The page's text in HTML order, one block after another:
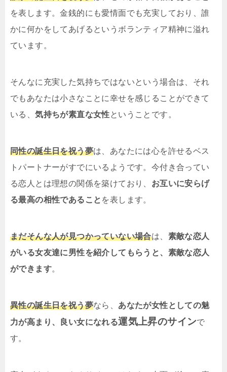
を表します。金銭的にも愛情面でも充実しており、誰
かに何かをしてあげるというボランティア精神に溢れ
ています。
そんなに充実した気持ちではないという場合は、それ
でもあなたは小さなことに幸せを感じることができて
いる、気持ちが素直な女性ということです。
同性の誕生日を祝う夢は、あなたには心を許せるベス
トパートナーがすでにいるようです。今付き合ってい
る恋人とは理想の関係を築けており、 お互いに安らげ
る最高の相性であること を表します。
まだそんな人が見つかっていない場合は、 素敵な恋人
がいる女友達に男性を紹介してもらうと、素敵な恋人
ができます。
異性の誕生日を祝う夢なら、 あなたが女性としての魅
力が高まり、良い女になれる運気上昇のサインで
す。